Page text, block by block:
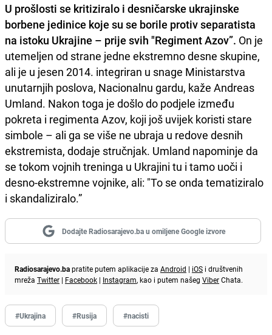
U prošlosti se kritiziralo i desničarske ukrajinske
borbene jedinice koje su se borile protiv separatista
na istoku Ukrajine – prije svih "Regiment Azov”. On je
utemeljen od strane jedne ekstremno desne skupine,
ali je u jesen 2014. integriran u snage Ministarstva
unutarnjih poslova, Nacionalnu gardu, kaže Andreas
Umland. Nakon toga je došlo do podjele između
pokreta i regimenta Azov, koji još uvijek koristi stare
simbole – ali ga se više ne ubraja u redove desnih
ekstremista, dodaje stručnjak. Umland napominje da
se tokom vojnih treninga u Ukrajini tu i tamo uoči i
desno-ekstremne vojnike, ali: "To se onda tematiziralo
i skandaliziralo.”
Dodajte Radiosarajevo.ba u omiljene Google izvore
Radiosarajevo.bapratite putem aplikacije za Android | iOS i društvenih
mreža Twitter | Facebook | Instagram, kao i putem našeg ViberChata.
#Ukrajina #Rusija #nacisti